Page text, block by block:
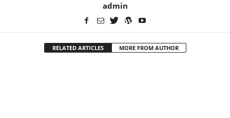
admin
RELATED ARTICLES MORE FROM AUTHOR